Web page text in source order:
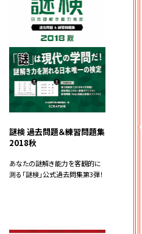
謎検 過去問題＆練習問題集
2018秋
あなたの謎解き能力を客観的に
測る「謎検」公式過去問集第3弾！